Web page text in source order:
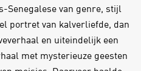
Senegalese van genre, stijl
portret van kalverliefde, dan
en uiteindelijk een
met mysterieuze geesten